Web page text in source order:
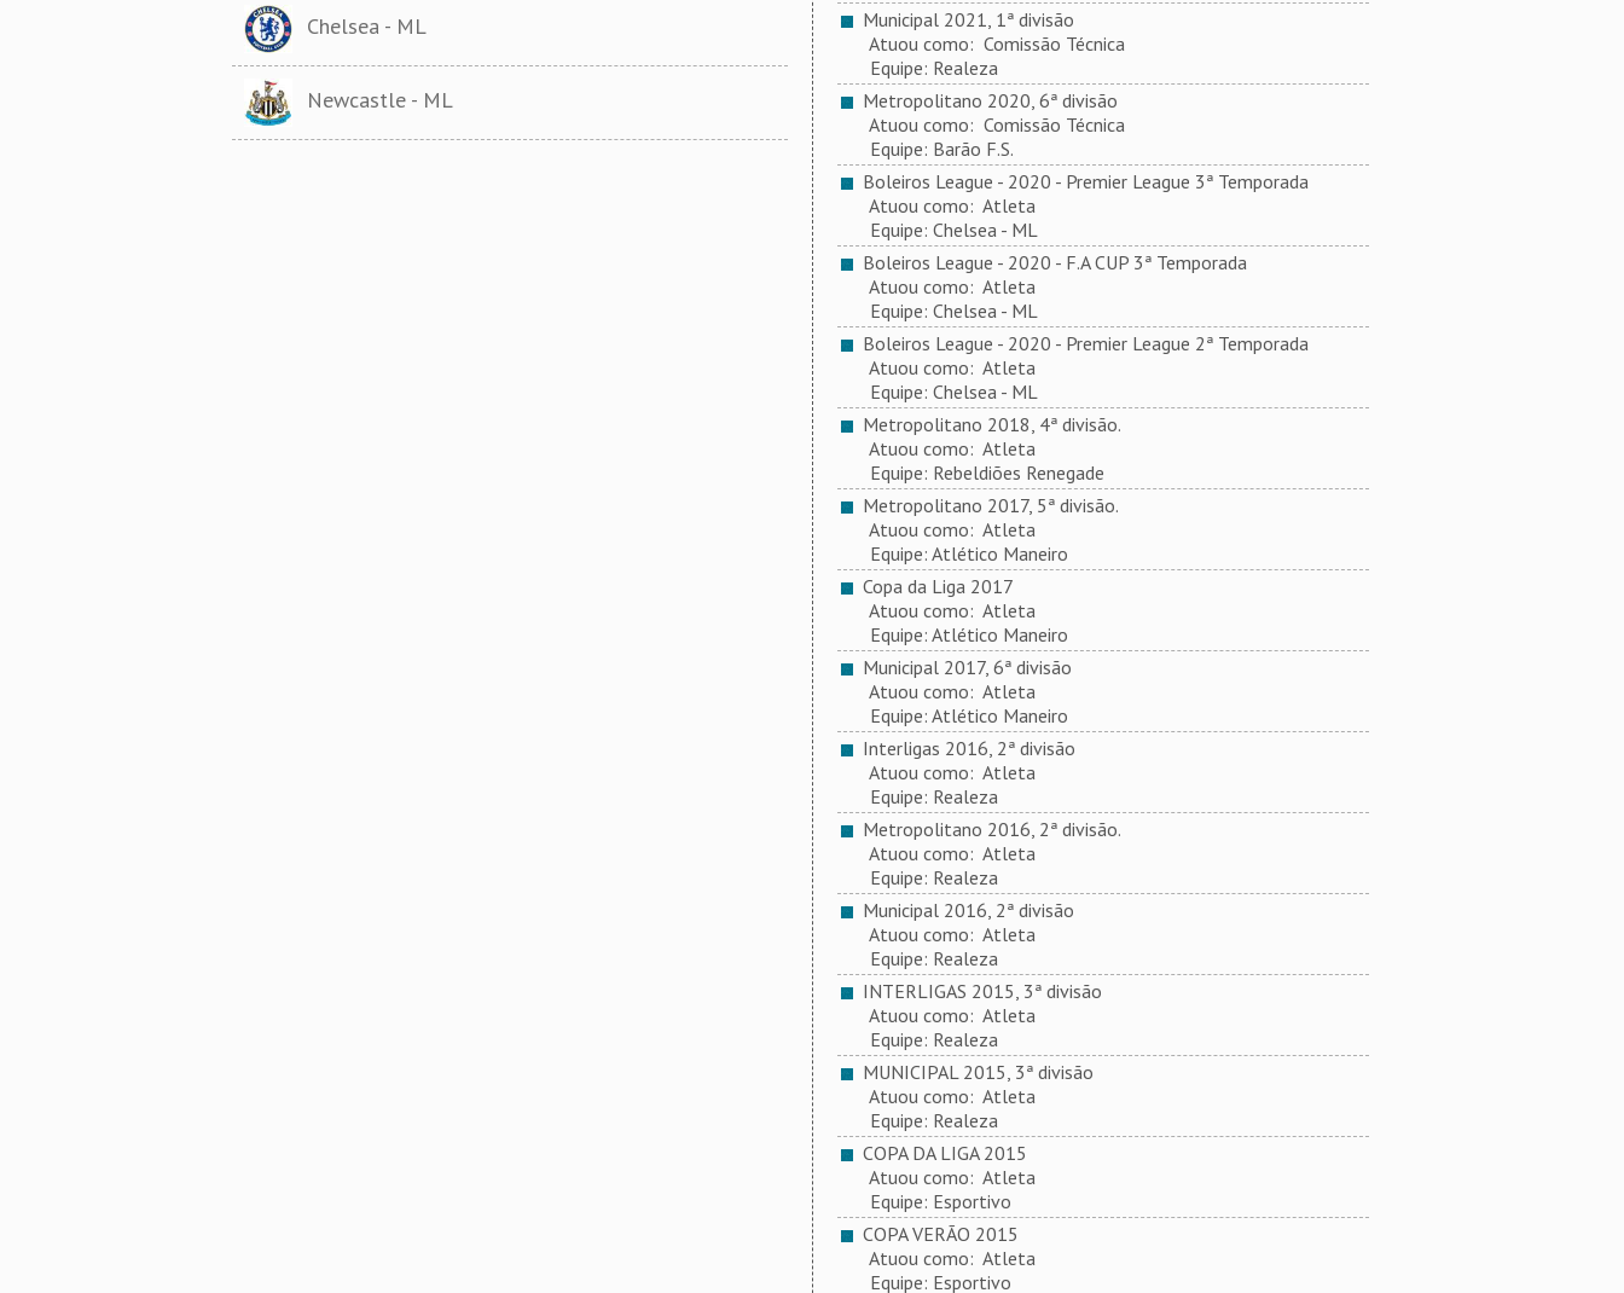
Chelsea - ML
Newcastle - ML
Municipal 2021, 1ª divisão
Atuou como: Comissão Técnica
Equipe: Realeza
Metropolitano 2020, 6ª divisão
Atuou como: Comissão Técnica
Equipe: Barão F.S.
Boleiros League - 2020 - Premier League 3ª Temporada
Atuou como: Atleta
Equipe: Chelsea - ML
Boleiros League - 2020 - F.A CUP 3ª Temporada
Atuou como: Atleta
Equipe: Chelsea - ML
Boleiros League - 2020 - Premier League 2ª Temporada
Atuou como: Atleta
Equipe: Chelsea - ML
Metropolitano 2018, 4ª divisão.
Atuou como: Atleta
Equipe: Rebeldiões Renegade
Metropolitano 2017, 5ª divisão.
Atuou como: Atleta
Equipe: Atlético Maneiro
Copa da Liga 2017
Atuou como: Atleta
Equipe: Atlético Maneiro
Municipal 2017, 6ª divisão
Atuou como: Atleta
Equipe: Atlético Maneiro
Interligas 2016, 2ª divisão
Atuou como: Atleta
Equipe: Realeza
Metropolitano 2016, 2ª divisão.
Atuou como: Atleta
Equipe: Realeza
Municipal 2016, 2ª divisão
Atuou como: Atleta
Equipe: Realeza
INTERLIGAS 2015, 3ª divisão
Atuou como: Atleta
Equipe: Realeza
MUNICIPAL 2015, 3ª divisão
Atuou como: Atleta
Equipe: Realeza
COPA DA LIGA 2015
Atuou como: Atleta
Equipe: Esportivo
COPA VERÃO 2015
Atuou como: Atleta
Equipe: Esportivo